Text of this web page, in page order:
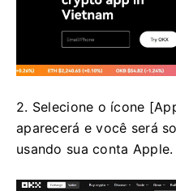
2. Selecione o ícone
aparecerá e você será
usando sua conta Apple.